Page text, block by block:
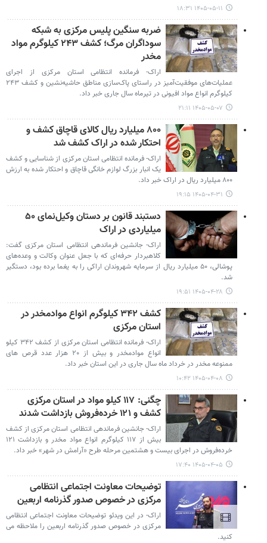
۱۴۰۵-۰۵-۱۱ ۱۸:۳۱
ضربه سنگین پلیس مرکزی به شبکه
سوداگران مرگ؛ کشف ۲۴۳ کیلوگرم مواد
مخدر
اراک- فرمانده انتظامی استان مرکزی از اجرای
عملیات‌های موفقیت‌آمیز در راستای پاک‌سازی مناطق حاشیه‌نشین و کشف ۲۴۳
کیلوگرم انواع مواد افیونی در تیرماه سال جاری خبر داد.
۱۴۰۵-۰۵-۰۷ ۲۱:۱۱
۸۰۰ میلیارد ریال کالای قاچاق کشف و
احتکار شده در اراک کشف شد
اراک- فرمانده انتظامی استان مرکزی از شناسایی و کشف
یک انبار بزرگ لوازم خانگی قاچاق و احتکار شده به ارزش
۸۰۰ میلیارد ریال در اراک خبر داد.
۱۴۰۵-۰۴-۳۱ ۱۹:۱۵
دستبند قانون بر دستان وکیل‌نمای ۵۰
میلیاردی در اراک
اراک- جانشین فرماندهی انتظامی استان مرکزی گفت:
کلاهبردار حرفه‌ای که با جعل عنوان وکالت و وعده‌های
پوشالی، ۵۰ میلیارد ریال از سرمایه شهروندان اراکی را به یغما برده بود، دستگیر
شد.
۱۴۰۵-۰۴-۲۸ ۱۹:۵۱
کشف ۳۴۲ کیلوگرم انواع موادمخدر در
استان مرکزی
اراک- فرمانده انتظامی استان مرکزی از کشف ۳۴۲ کیلو
انواع موادمخدر و بیش از ۲۰ هزار عدد قرص های
ممنوعه مخدر در خرداد ماه سال جاری در این استان خبر داد.
۱۴۰۵-۰۴-۰۸ ۱۰:۴۲
چگنی: ۱۱۷ کیلو مواد در استان مرکزی
کشف و ۱۲۱ خرده‌فروش بازداشت شدند
اراک- جانشین فرماندهی انتظامی استان مرکزی از کشف
بیش از ۱۱۷ کیلوگرم انواع مواد مخدر و بازداشت ۱۲۱
خرده‌فروش در اجرای بیست و هشتمین مرحله طرح «آرامش در شهر» خبر داد.
۱۴۰۵-۰۴-۰۵ ۱۷:۴۰
توضیحات معاونت اجتماعی انتظامی
مرکزی در خصوص صدور گذرنامه اربعین
اراک- در این ویدئو توضیحات معاونت اجتماعی انتظامی
مرکزی در خصوص صدور گذرنامه اربعین را ملاحظه می
کنید.